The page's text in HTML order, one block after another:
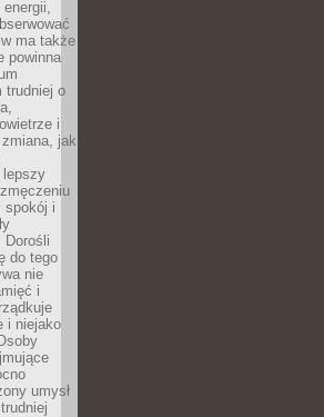
ma także
powinna
trudniej o
i
jak
lepszy
spokój i
Dorośli
do tego
nie
i
i niejako
umysł